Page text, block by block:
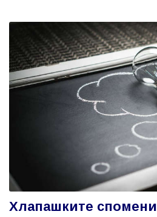
Хлапашките спомени